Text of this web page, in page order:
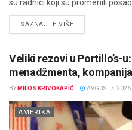
su radnici koji su promenili
SAZNAJTE VIŠEDETAILS
Veliki rezovi u Portillo’s-
menadžmenta,
BY MILOS KRIVOKAPIĆ AVGUST 7, 2026
AMERIKA